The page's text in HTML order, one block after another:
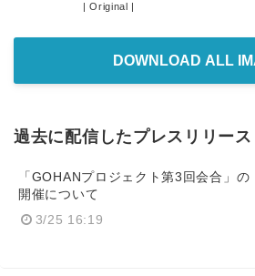
|Original |
DOWNLOAD ALL
過去に配信したプレスリリース
「GOHANプロジェクト第3回会合」の
開催について
3/25 16:19